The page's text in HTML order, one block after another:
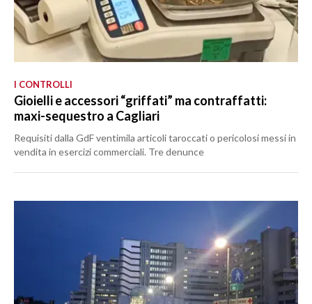
I CONTROLLI
Gioielli e accessori “griffati” ma contraffatti:
maxi-sequestro a Cagliari
Requisiti dalla GdF ventimila articoli taroccati o pericolosi messi in
vendita in esercizi commerciali. Tre denunce